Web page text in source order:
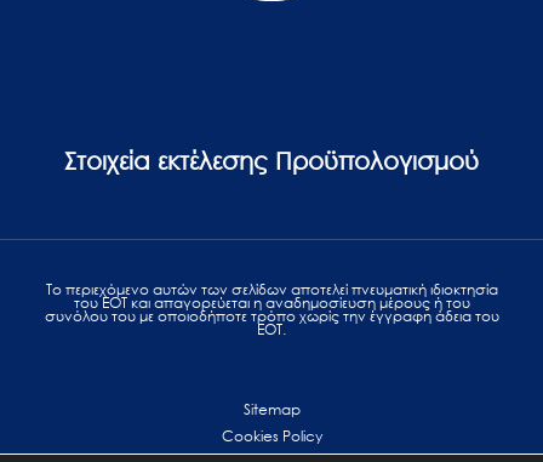
Στοιχεία εκτέλεσης Προϋπολογισμού
Το περιεχόμενο αυτών των σελίδων αποτελεί πvευματική ιδιοκτησία
του ΕΟΤ και απαγορεύεται η αναδημοσίευση μέρους ή του
συνόλου του με οποιοδήποτε τρόπο χωρίς την έγγραφη άδεια του
ΕΟΤ.
Sitemap
Cookies Policy